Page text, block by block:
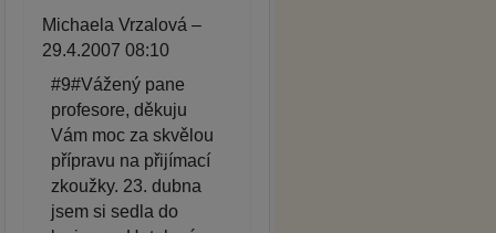
Michaela Vrzalová –
29.4.2007 08:10
#9#Vážený pane
profesore, děkuju
Vám moc za skvělou
přípravu na přijímací
zkoužky. 23. dubna
jsem si sedla do